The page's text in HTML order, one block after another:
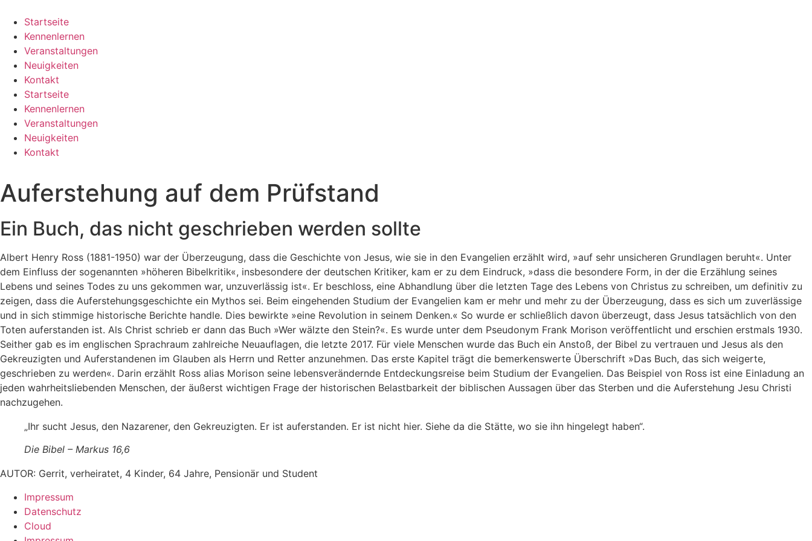
Inhalt
springen
Startseite
Kennenlernen
Veranstaltungen
Neuigkeiten
Kontakt
Startseite
Kennenlernen
Veranstaltungen
Neuigkeiten
Kontakt
Auferstehung auf dem Prüfstand
Ein Buch, das nicht geschrieben werden sollte
Albert Henry Ross (1881-1950) war der Überzeugung, dass die Geschichte von Jesus, wie sie in den Evangelien erzählt wird, »auf sehr unsicheren Grundlagen beruht«. Unter
dem Einfluss der sogenannten »höheren Bibelkritik«, insbesondere der deutschen Kritiker, kam er zu dem Eindruck, »dass die besondere Form, in der die Erzählung seines
Lebens und seines Todes zu uns gekommen war, unzuverlässig ist«. Er beschloss, eine Abhandlung über die letzten Tage des Lebens von Christus zu schreiben, um definitiv zu
zeigen, dass die Auferstehungsgeschichte ein Mythos sei. Beim eingehenden Studium der Evangelien kam er mehr und mehr zu der Überzeugung, dass es sich um zuverlässige
und in sich stimmige historische Berichte handle. Dies bewirkte »eine Revolution in seinem Denken.« So wurde er schließlich davon überzeugt, dass Jesus tatsächlich von den
Toten auferstanden ist. Als Christ schrieb er dann das Buch »Wer wälzte den Stein?«. Es wurde unter dem Pseudonym Frank Morison veröffentlicht und erschien erstmals 1930.
Seither gab es im englischen Sprachraum zahlreiche Neuauflagen, die letzte 2017. Für viele Menschen wurde das Buch ein Anstoß, der Bibel zu vertrauen und Jesus als den
Gekreuzigten und Auferstandenen im Glauben als Herrn und Retter anzunehmen. Das erste Kapitel trägt die bemerkenswerte Überschrift »Das Buch, das sich weigerte,
geschrieben zu werden«. Darin erzählt Ross alias Morison seine lebensverändernde Entdeckungsreise beim Studium der Evangelien. Das Beispiel von Ross ist eine Einladung an
jeden wahrheitsliebenden Menschen, der äußerst wichtigen Frage der historischen Belastbarkeit der biblischen Aussagen über das Sterben und die Auferstehung Jesu Christi
nachzugehen.
„Ihr sucht Jesus, den Nazarener, den Gekreuzigten. Er ist auferstanden. Er ist nicht hier. Siehe da die Stätte, wo sie ihn hingelegt haben“.
Die Bibel – Markus 16,6
AUTOR: Gerrit, verheiratet, 4 Kinder, 64 Jahre, Pensionär und Student
Impressum
Datenschutz
Cloud